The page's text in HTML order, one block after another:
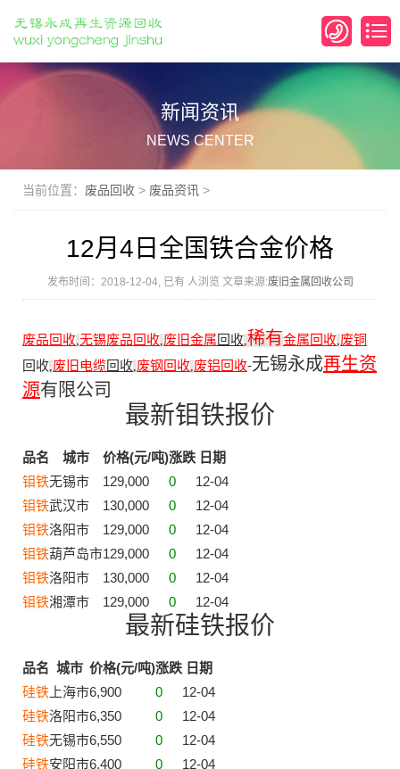
新闻资讯
NEWS CENTER
当前位置： 废品回收 > 废品资讯 >
12月4日全国铁合金价格
发布时间：2018-12-04, 已有 人浏览 文章来源:废旧金属回收公司
废品回收,无锡废品回收,废旧金属回收,稀有金属回收,废铜
回收,废旧电缆回收,废钢回收,废铝回收-无锡永成再生资
源有限公司
最新钼铁报价
品名 城市 价格(元/吨)涨跌 日期
钼铁无锡市 129,000 0
12-04
钼铁武汉市 130,000 0
12-04
钼铁洛阳市 129,000 0
12-04
钼铁葫芦岛市129,000 0
12-04
钼铁洛阳市 130,000 0
12-04
钼铁湘潭市 129,000 0 12-04
最新硅铁报价
品名 城市 价格(元/吨)涨跌 日期
硅铁 上海市6,900 0
12-04
硅铁洛阳市6,350 0
12-04
硅铁无锡市6,550 0
12-04
硅铁安阳市6,400 0
12-04